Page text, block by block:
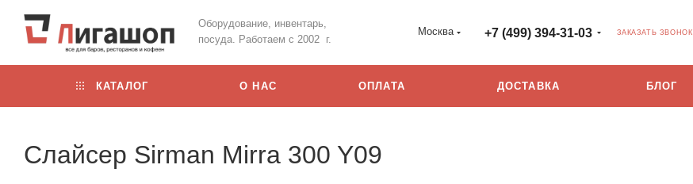
Оборудование, инвентарь,
посуда. Работаем с 2002 г.
Москва +7 (499) 394-31-03 ЗАКАЗАТЬ ЗВОНОК
КАТАЛОГ О НАС ОПЛАТА ДОСТАВКА БЛОГ
Слайсер Sirman Mirra 300 Y09